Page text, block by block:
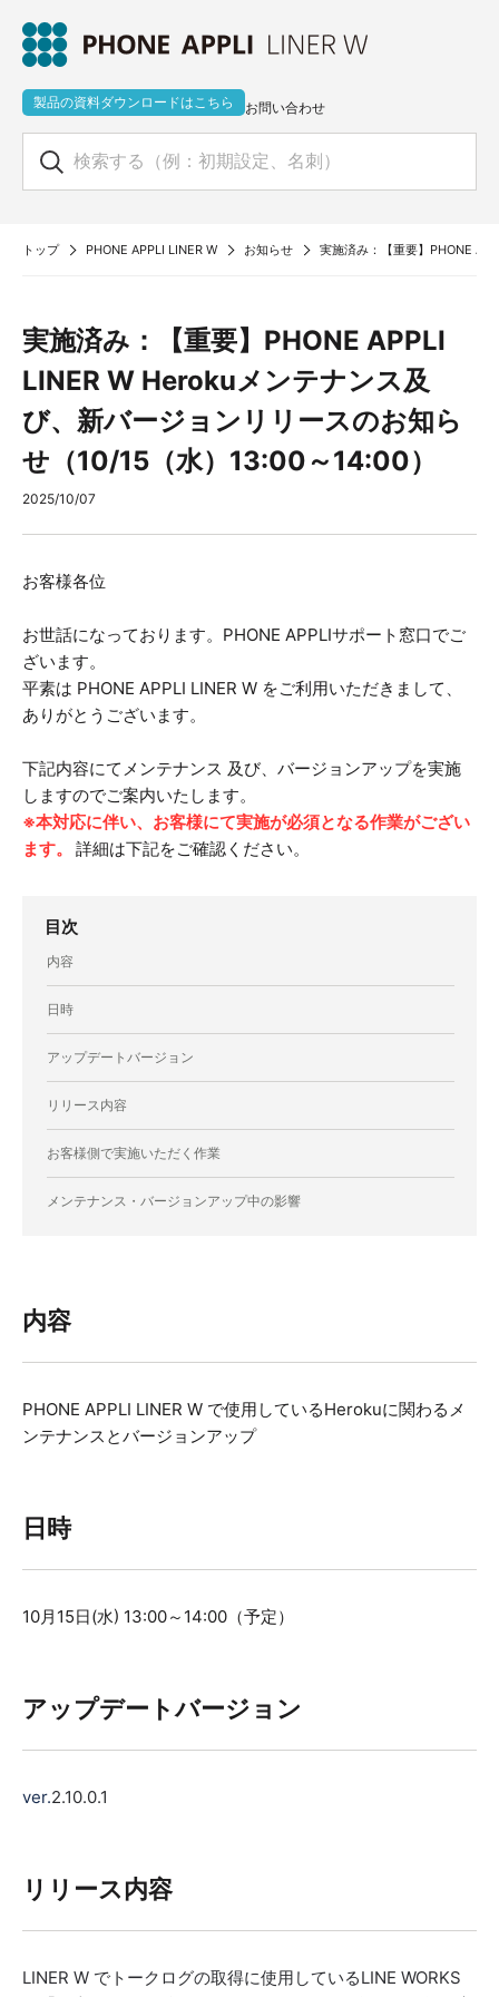
製品の資料ダウンロードはこちら お問い合わせ
トップ PHONE APPLI LINER W お知らせ 実施済み：【重要】PHONE
実施済み：【重要】PHONE APPLI
LINER W Herokuメンテナンス及
び、新バージョンリリースのお知ら
せ（10/15（水）13:00～14:00）
2025/10/07
お客様各位
お世話になっております。PHONE APPLIサポート窓口でご
ざいます。
平素は PHONE APPLI LINER W をご利用いただきまして、
ありがとうございます。
下記内容にてメンテナンス 及び、バージョンアップを実施
しますのでご案内いたします。
※本対応に伴い、お客様にて実施が必須となる作業がござい
ます。 詳細は下記をご確認ください。
目次
内容
日時
アップデートバージョン
リリース内容
お客様側で実施いただく作業
メンテナンス・バージョンアップ中の影響
内容
PHONE APPLI LINER W で使用しているHerokuに関わるメ
ンテナンスとバージョンアップ
日時
10月15日(水) 13:00～14:00（予定）
アップデートバージョン
ver.2.10.0.1
リリース内容
LINER W でトークログの取得に使用しているLINE WORKS